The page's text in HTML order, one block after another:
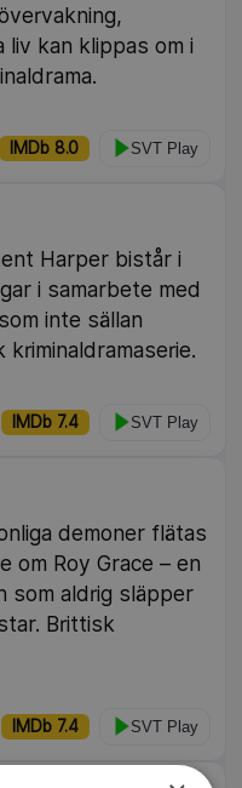
kan klippas om i
IMDb 8.0 SVT Play
Harper bistår i
i samarbete med
inte sällan
IMDb 7.4 SVT Play
demoner flätas
om Roy Grace – en
som aldrig släpper
Brittisk
IMDb 7.4 SVT Play